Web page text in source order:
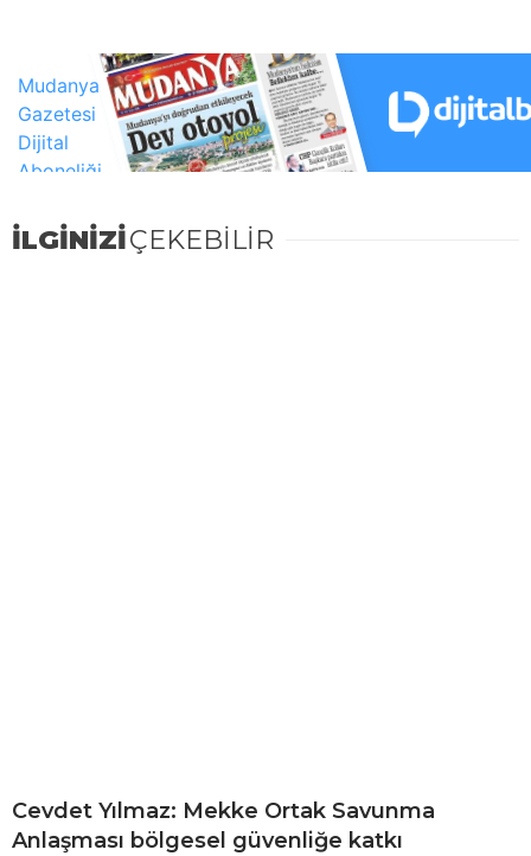
İLGİNİZİÇEKEBİLİR
Cevdet Yılmaz: Mekke Ortak Savunma
Anlaşması bölgesel güvenliğe katkı